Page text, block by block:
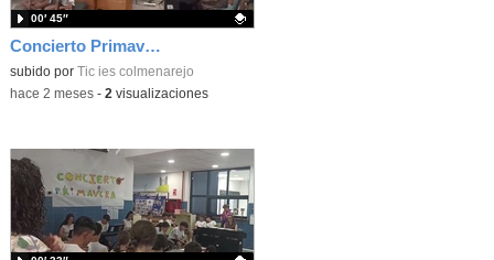
Concierto Primavera Taller Musica 2026 2d5
Contenido educativo.
subido por Tic ies colmenarejo
00′ 45″
-hace 2 meses- 2 visualizaciones